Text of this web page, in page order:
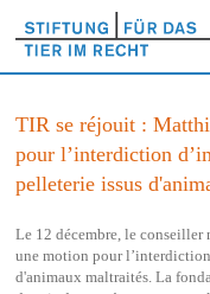
TIR se réjouit :
pour l’interdiction
pelleterie issus
Le 12 décembre, le conseiller
une motion pour
d'animaux maltraités. La